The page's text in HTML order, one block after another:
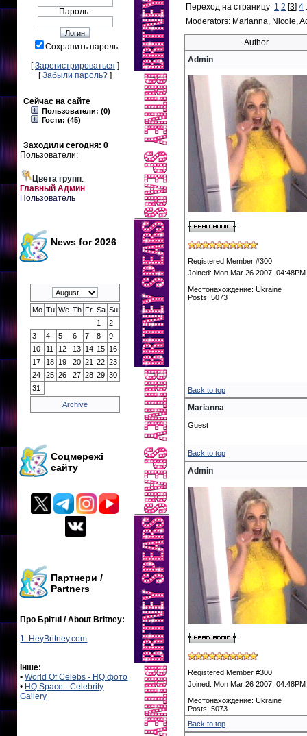
Пароль:
Сохранить пароль
[Зарегистрироваться ]
[Забыли пароль? ]
Сейчас на сайте
Пользователи: (0)
Гости: (45)
Заходили сегодня: 0
Пользователи:
Цвета групп:
Главный Админ
Пользователь
News for 2026
Mo Tu We Th Fr Sa Su
1
2
3
4 5 6 7 8
9
10
11 12 13 14 15 16
17
18 19 20 21 22 23
24
25 26 27 28 29 30
31
Archive
Соцмережі
сайту
Партнери /
Partners
Про Брітні / About Britney:
1. HeyBritney.com
Інше:
•World Of Celebs - HQ фото
• HQ Space - Celebrity
Gallery
Переход на страницу 1 2 [3] 4
Moderators: Marianna, Nicole,
Author
Admin
Registered Member #300
Joined: Mon Mar 26 2007, 04:48PM
Местонахождение: Ukraine
Posts: 5073
Back to top
Marianna
Guest
Back to top
Admin
Registered Member #300
Joined: Mon Mar 26 2007, 04:48PM
Местонахождение: Ukraine
Posts: 5073
Back to top